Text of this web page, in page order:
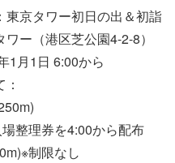
東京タワー初日の出＆初詣
ー（港区芝公園4-2-8）
1月1日 6:00から
整理券を4:00から配布
制限なし